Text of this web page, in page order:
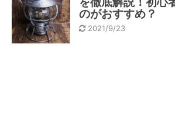
のがおすすめ？
2021/9/23